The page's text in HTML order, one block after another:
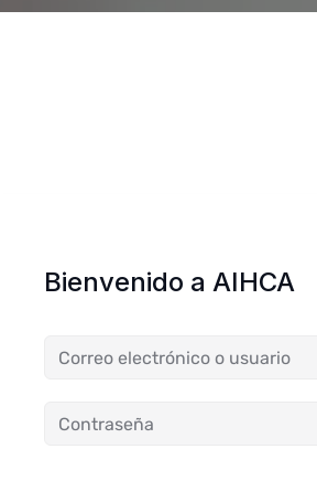
Bienvenido a AIHCA